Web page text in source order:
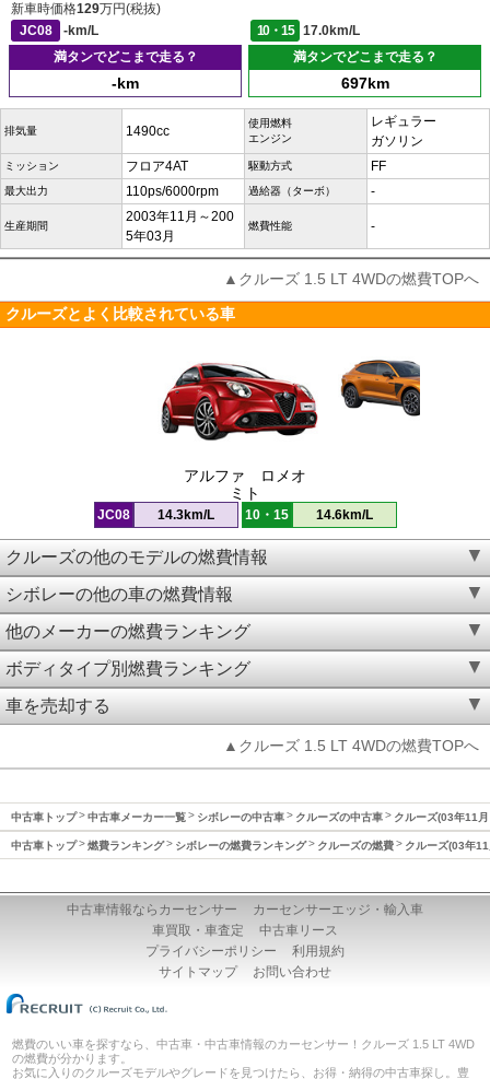
新車時価格129万円(税抜)
JC08
-km/L 10・15
17.0km/L
満タンでどこまで走る？
-km
満タンでどこまで走る？
697km
排気量 1490cc
使用燃料
エンジン
レギュラー
ガソリン
ミッション フロア4AT 駆動方式 FF
最大出力 110ps/6000rpm 過給器（ターボ） -
生産期間
2003年11月～200
5年03月
燃費性能 -
▲クルーズ 1.5 LT 4WDの燃費TOPへ
クルーズとよく比較されている車
アルファ ロメオ
ミト
JC08 14.3km/L 10・15 14.6km/L
クルーズの他のモデルの燃費情報
シボレーの他の車の燃費情報
他のメーカーの燃費ランキング
ボディタイプ別燃費ランキング
車を売却する
▲クルーズ 1.5 LT 4WDの燃費TOPへ
中古車トップ 中古車メーカー一覧 シボレーの中古車 クルーズの中古車 クルーズ(03年11
中古車トップ 燃費ランキング シボレーの燃費ランキング クルーズの燃費 クルーズ(03年
中古車情報ならカーセンサー
カーセンサーエッジ・輸入車
車買取・車査定
中古車リース
プライバシーポリシー
利用規約
サイトマップ
お問い合わせ
燃費のいい車を探すなら、中古車・中古車情報のカーセンサー！クルーズ 1.5 LT 4WD
の燃費が分かります。
お気に入りのクルーズモデルやグレードを見つけたら、お得・納得の中古車探し。豊